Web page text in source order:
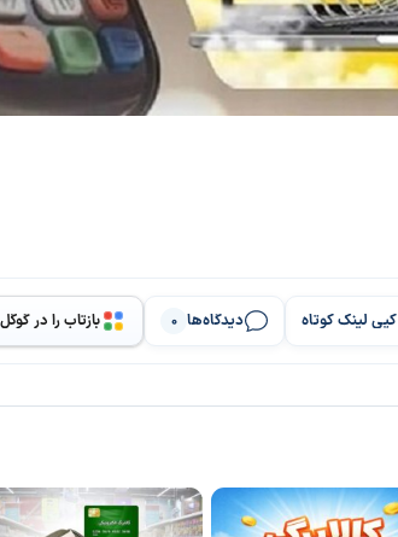
کپی لینک کوتاه دیدگاه‌ها 0 بازتاب را در